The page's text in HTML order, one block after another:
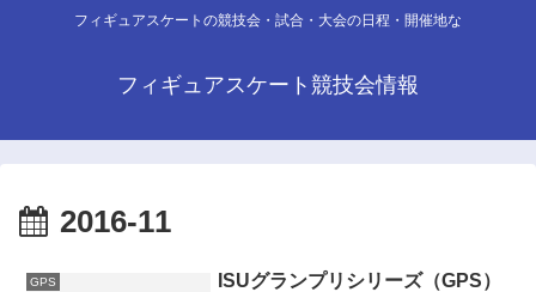
フィギュアスケートの競技会・試合・大会の日程・開催地な
フィギュアスケート競技会情報
2016-11
GPS
ISUグランプリシリーズ（GPS）